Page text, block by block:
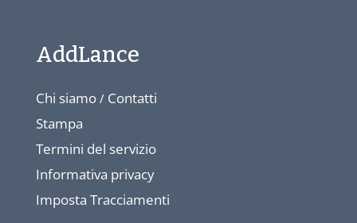
AddLance
Chi siamo/ Contatti
Stampa
Termini del servizio
Informativa privacy
Imposta Tracciamenti